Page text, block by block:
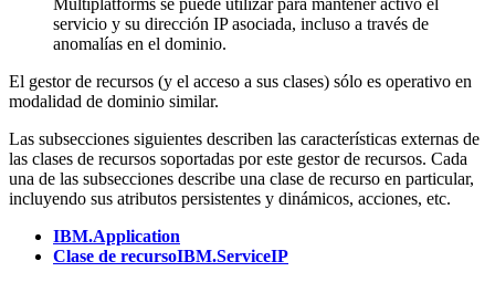
servicio y su dirección IP asociada, incluso a través de
anomalías en el dominio.
El gestor de recursos (y el acceso a sus clases) sólo es operativo en
modalidad de dominio similar.
Las subsecciones siguientes describen las características externas de
las clases de recursos soportadas por este gestor de recursos. Cada
una de las subsecciones describe una clase de recurso en particular,
incluyendo sus atributos persistentes y dinámicos, acciones, etc.
IBM.Application
Clase de recursoIBM.ServiceIP